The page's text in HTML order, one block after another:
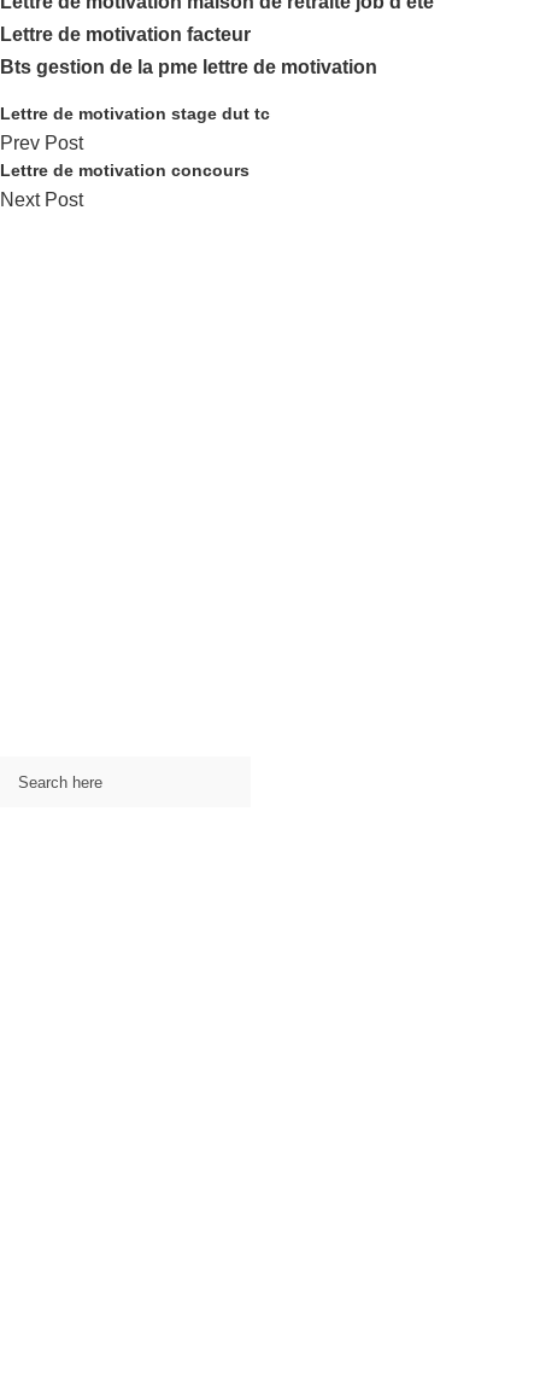
Lettre de motivation facteur
Bts gestion de la pme lettre de motivation
Lettre de motivation stage dut tc
Prev Post
Lettre de motivation concours
Next Post